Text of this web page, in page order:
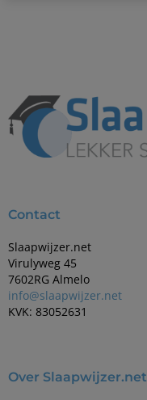
Contact
Slaapwijzer.net
Virulyweg 45
7602RG Almelo
info@slaapwijzer.net
KVK: 83052631
Over Slaapwijzer.net